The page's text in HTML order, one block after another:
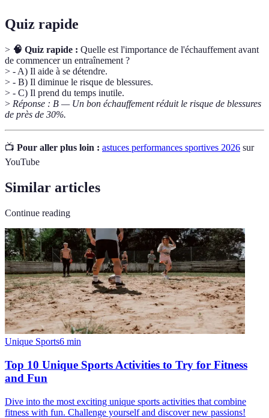
Quiz rapide
> 🧠 Quiz rapide : Quelle est l'importance de l'échauffement avant
de commencer un entraînement ?
> - A) Il aide à se détendre.
> - B) Il diminue le risque de blessures.
> - C) Il prend du temps inutile.
> Réponse : B — Un bon échauffement réduit le risque de blessures
de près de 30%.
📺 Pour aller plus loin : astuces performances sportives 2026 sur
YouTube
Similar articles
Continue reading
Unique Sports6 min
Top 10 Unique Sports Activities to Try for Fitness
and Fun
Dive into the most exciting unique sports activities that combine
fitness with fun. Challenge yourself and discover new passions!